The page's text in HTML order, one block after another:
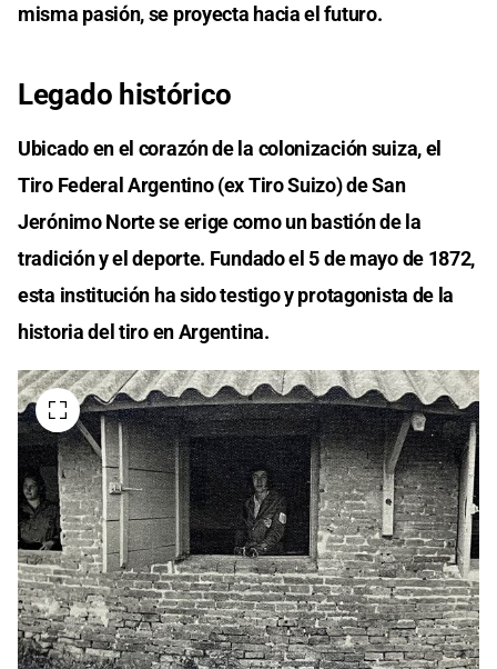
misma pasión, se proyecta hacia el futuro.
Legado histórico
Ubicado en el corazón de la colonización suiza, el
Tiro Federal Argentino (ex Tiro Suizo) de San
Jerónimo Norte se erige como un bastión de la
tradición y el deporte. Fundado el 5 de mayo de 1872,
esta institución ha sido testigo y protagonista de la
historia del tiro en Argentina.